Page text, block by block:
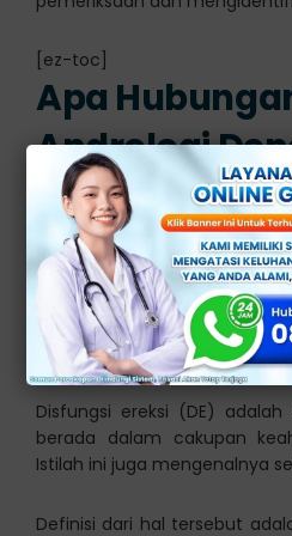
[ez-toc]
Apa
Andrologi
Disfungsi
Spesialis andrologi adalah
diri dalam bidang
masalah kesehatan pria.
dengan sistem reproduksi
Disfungsi ereksi (DE)
berada dalam cakupan
Istilah ini juga mengenalnya
Definisi dari hal tersebut